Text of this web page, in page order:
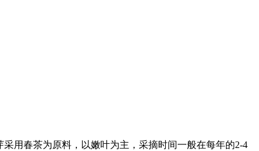
用春茶为原料，以嫩叶为主，采摘时间一般在每年的2-4